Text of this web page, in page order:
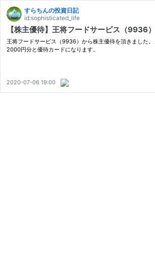
すらちんの投資日記
id:sophisticated_life
【株主優待】王将フードサービス（9936）
王将フードサービス（9936）から株主優待を頂きました
2000円分と優待カードになります。
2020-07-06 19:00